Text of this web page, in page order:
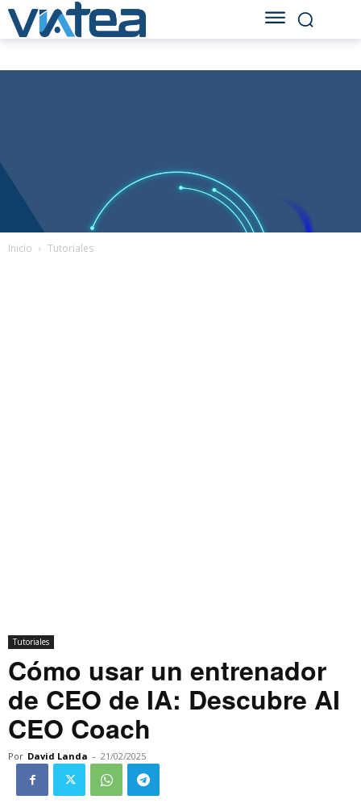
Inicio Tutoriales
Tutoriales
Cómo usar un entrenador
de CEO de IA: Descubre AI
CEO Coach
Por David Landa - 21/02/2025